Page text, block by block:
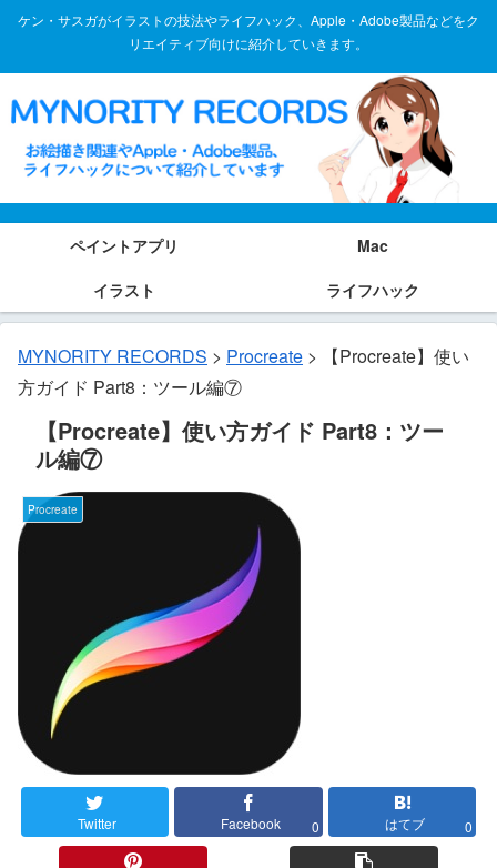
ケン・サスガがイラストの技法やライフハック、Apple・Adobe製品などをク
リエイティブ向けに紹介していきます。
ペイントアプリ
Mac
イラスト
ライフハック
MYNORITY RECORDS > Procreate >
【Procreate】使い
方ガイド Part8：ツール編⑦
【Procreate】使い方ガイド Part8：ツー
ル編⑦
Procreate
Twitter Facebook 0 はてブ 0